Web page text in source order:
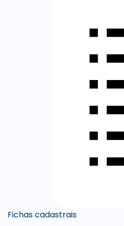
Fichas cadastrais